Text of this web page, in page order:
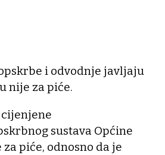
i odvodnje javljaju
nije za piće.
cijenjene
sustava Općine
piće, odnosno da je